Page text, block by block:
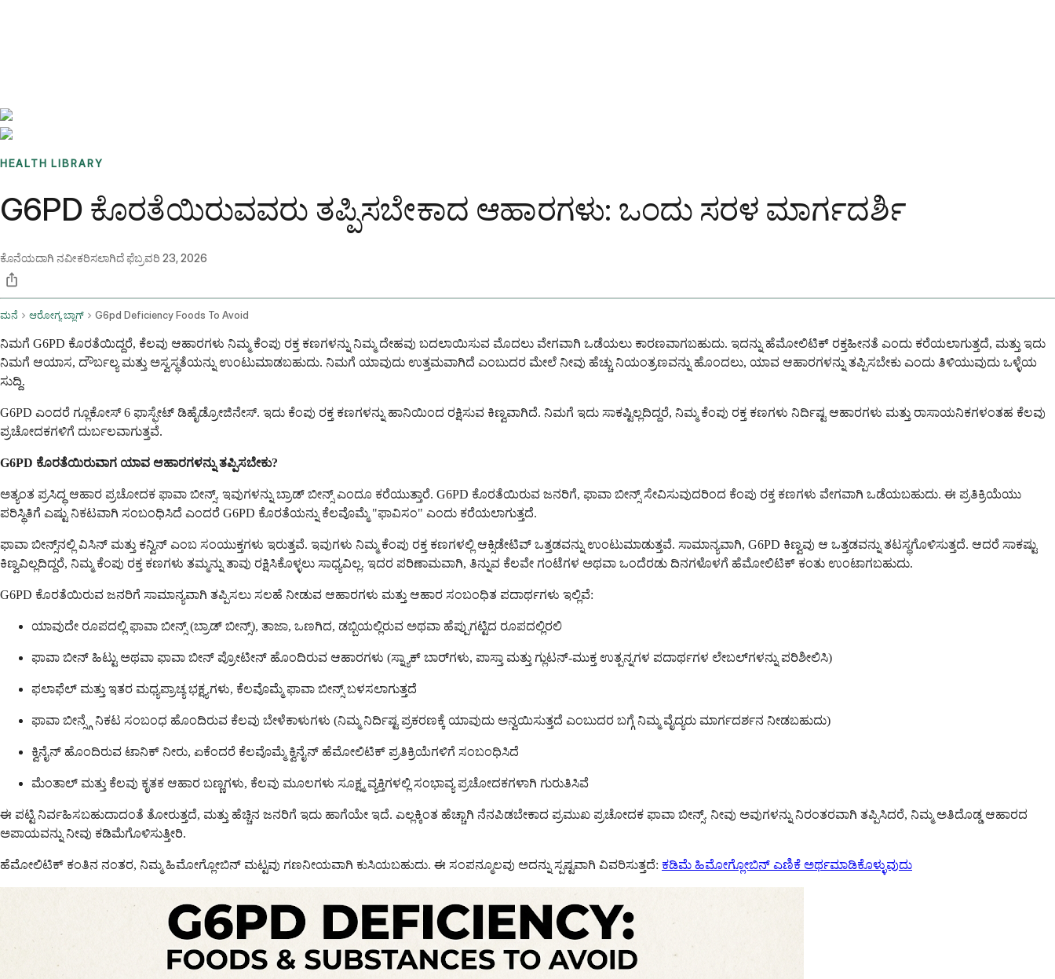
HEALTH LIBRARY
G6PD ಕೊರತೆಯಿರುವವರು ತಪ್ಪಿಸಬೇಕಾದ ಆಹಾರಗಳು: ಒಂದು ಸರಳ ಮಾರ್ಗದರ್ಶಿ
ಕೊನೆಯದಾಗಿ ನವೀಕರಿಸಲಾಗಿದೆಫೆಬ್ರವರಿ 23, 2026
ಮನೆ ಆರೋಗ್ಯ ಬ್ಲಾಗ್ G6pd Deficiency Foods To Avoid
ನಿಮಗೆ G6PD ಕೊರತೆಯಿದ್ದರೆ, ಕೆಲವು ಆಹಾರಗಳು ನಿಮ್ಮ ಕೆಂಪು ರಕ್ತ ಕಣಗಳನ್ನು ನಿಮ್ಮ ದೇಹವು ಬದಲಾಯಿಸುವ ಮೊದಲು ವೇಗವಾಗಿ ಒಡೆಯಲು ಕಾರಣವಾಗಬಹುದು. ಇದನ್ನು ಹೆಮೋಲಿಟಿಕ್ ರಕ್ತಹೀನತೆ ಎಂದು ಕರೆಯಲಾಗುತ್ತದೆ, ಮತ್ತು ಇದು
ನಿಮಗೆ ಆಯಾಸ, ದೌರ್ಬಲ್ಯ ಮತ್ತು ಅಸ್ವಸ್ಥತೆಯನ್ನು ಉಂಟುಮಾಡಬಹುದು. ನಿಮಗೆ ಯಾವುದು ಉತ್ತಮವಾಗಿದೆ ಎಂಬುದರ ಮೇಲೆ ನೀವು ಹೆಚ್ಚು ನಿಯಂತ್ರಣವನ್ನು ಹೊಂದಲು, ಯಾವ ಆಹಾರಗಳನ್ನು ತಪ್ಪಿಸಬೇಕು ಎಂದು ತಿಳಿಯುವುದು ಒಳ್ಳೆಯ
ಸುದ್ದಿ.
G6PD ಎಂದರೆ ಗ್ಲೂಕೋಸ್ 6 ಫಾಸ್ಫೇಟ್ ಡಿಹೈಡ್ರೋಜಿನೇಸ್. ಇದು ಕೆಂಪು ರಕ್ತ ಕಣಗಳನ್ನು ಹಾನಿಯಿಂದ ರಕ್ಷಿಸುವ ಕಿಣ್ವವಾಗಿದೆ. ನಿಮಗೆ ಇದು ಸಾಕಷ್ಟಿಲ್ಲದಿದ್ದರೆ, ನಿಮ್ಮ ಕೆಂಪು ರಕ್ತ ಕಣಗಳು ನಿರ್ದಿಷ್ಟ ಆಹಾರಗಳು ಮತ್ತು ರಾಸಾಯನಿಕಗಳಂತಹ ಕೆಲವು
ಪ್ರಚೋದಕಗಳಿಗೆ ದುರ್ಬಲವಾಗುತ್ತವೆ.
G6PD ಕೊರತೆಯಿರುವಾಗ ಯಾವ ಆಹಾರಗಳನ್ನು ತಪ್ಪಿಸಬೇಕು?
ಅತ್ಯಂತ ಪ್ರಸಿದ್ಧ ಆಹಾರ ಪ್ರಚೋದಕ ಫಾವಾ ಬೀನ್ಸ್. ಇವುಗಳನ್ನು ಬ್ರಾಡ್ ಬೀನ್ಸ್ ಎಂದೂ ಕರೆಯುತ್ತಾರೆ. G6PD ಕೊರತೆಯಿರುವ ಜನರಿಗೆ, ಫಾವಾ ಬೀನ್ಸ್ ಸೇವಿಸುವುದರಿಂದ ಕೆಂಪು ರಕ್ತ ಕಣಗಳು ವೇಗವಾಗಿ ಒಡೆಯಬಹುದು. ಈ ಪ್ರತಿಕ್ರಿಯೆಯು
ಪರಿಸ್ಥಿತಿಗೆ ಎಷ್ಟು ನಿಕಟವಾಗಿ ಸಂಬಂಧಿಸಿದೆ ಎಂದರೆ G6PD ಕೊರತೆಯನ್ನು ಕೆಲವೊಮ್ಮೆ "ಫಾವಿಸಂ" ಎಂದು ಕರೆಯಲಾಗುತ್ತದೆ.
ಫಾವಾ ಬೀನ್ಸ್‌ನಲ್ಲಿ ವಿಸಿನ್ ಮತ್ತು ಕನ್ವಿನ್ ಎಂಬ ಸಂಯುಕ್ತಗಳು ಇರುತ್ತವೆ. ಇವುಗಳು ನಿಮ್ಮ ಕೆಂಪು ರಕ್ತ ಕಣಗಳಲ್ಲಿ ಆಕ್ಸಿಡೇಟಿವ್ ಒತ್ತಡವನ್ನು ಉಂಟುಮಾಡುತ್ತವೆ. ಸಾಮಾನ್ಯವಾಗಿ, G6PD ಕಿಣ್ವವು ಆ ಒತ್ತಡವನ್ನು ತಟಸ್ಥಗೊಳಿಸುತ್ತದೆ. ಆದರೆ ಸಾಕಷ್ಟು
ಕಿಣ್ವವಿಲ್ಲದಿದ್ದರೆ, ನಿಮ್ಮ ಕೆಂಪು ರಕ್ತ ಕಣಗಳು ತಮ್ಮನ್ನು ತಾವು ರಕ್ಷಿಸಿಕೊಳ್ಳಲು ಸಾಧ್ಯವಿಲ್ಲ. ಇದರ ಪರಿಣಾಮವಾಗಿ, ತಿನ್ನುವ ಕೆಲವೇ ಗಂಟೆಗಳ ಅಥವಾ ಒಂದೆರಡು ದಿನಗಳೊಳಗೆ ಹೆಮೋಲಿಟಿಕ್ ಕಂತು ಉಂಟಾಗಬಹುದು.
G6PD ಕೊರತೆಯಿರುವ ಜನರಿಗೆ ಸಾಮಾನ್ಯವಾಗಿ ತಪ್ಪಿಸಲು ಸಲಹೆ ನೀಡುವ ಆಹಾರಗಳು ಮತ್ತು ಆಹಾರ ಸಂಬಂಧಿತ ಪದಾರ್ಥಗಳು ಇಲ್ಲಿವೆ:
ಯಾವುದೇ ರೂಪದಲ್ಲಿ ಫಾವಾ ಬೀನ್ಸ್ (ಬ್ರಾಡ್ ಬೀನ್ಸ್), ತಾಜಾ, ಒಣಗಿದ, ಡಬ್ಬಿಯಲ್ಲಿರುವ ಅಥವಾ ಹೆಪ್ಪುಗಟ್ಟಿದ ರೂಪದಲ್ಲಿರಲಿ
ಫಾವಾ ಬೀನ್ ಹಿಟ್ಟು ಅಥವಾ ಫಾವಾ ಬೀನ್ ಪ್ರೋಟೀನ್ ಹೊಂದಿರುವ ಆಹಾರಗಳು (ಸ್ನ್ಯಾಕ್ ಬಾರ್‌ಗಳು, ಪಾಸ್ತಾ ಮತ್ತು ಗ್ಲುಟನ್-ಮುಕ್ತ ಉತ್ಪನ್ನಗಳ ಪದಾರ್ಥಗಳ ಲೇಬಲ್‌ಗಳನ್ನು ಪರಿಶೀಲಿಸಿ)
ಫಲಾಫೆಲ್ ಮತ್ತು ಇತರ ಮಧ್ಯಪ್ರಾಚ್ಯ ಭಕ್ಷ್ಯಗಳು, ಕೆಲವೊಮ್ಮೆ ಫಾವಾ ಬೀನ್ಸ್ ಬಳಸಲಾಗುತ್ತದೆ
ಫಾವಾ ಬೀನ್ಸ್ಗೆ ನಿಕಟ ಸಂಬಂಧ ಹೊಂದಿರುವ ಕೆಲವು ಬೇಳೆಕಾಳುಗಳು (ನಿಮ್ಮ ನಿರ್ದಿಷ್ಟ ಪ್ರಕರಣಕ್ಕೆ ಯಾವುದು ಅನ್ವಯಿಸುತ್ತದೆ ಎಂಬುದರ ಬಗ್ಗೆ ನಿಮ್ಮ ವೈದ್ಯರು ಮಾರ್ಗದರ್ಶನ ನೀಡಬಹುದು)
ಕ್ವಿನೈನ್ ಹೊಂದಿರುವ ಟಾನಿಕ್ ನೀರು, ಏಕೆಂದರೆ ಕೆಲವೊಮ್ಮೆ ಕ್ವಿನೈನ್ ಹೆಮೋಲಿಟಿಕ್ ಪ್ರತಿಕ್ರಿಯೆಗಳಿಗೆ ಸಂಬಂಧಿಸಿದೆ
ಮೆಂತಾಲ್ ಮತ್ತು ಕೆಲವು ಕೃತಕ ಆಹಾರ ಬಣ್ಣಗಳು, ಕೆಲವು ಮೂಲಗಳು ಸೂಕ್ಷ್ಮ ವ್ಯಕ್ತಿಗಳಲ್ಲಿ ಸಂಭಾವ್ಯ ಪ್ರಚೋದಕಗಳಾಗಿ ಗುರುತಿಸಿವೆ
ಈ ಪಟ್ಟಿ ನಿರ್ವಹಿಸಬಹುದಾದಂತೆ ತೋರುತ್ತದೆ, ಮತ್ತು ಹೆಚ್ಚಿನ ಜನರಿಗೆ ಇದು ಹಾಗೆಯೇ ಇದೆ. ಎಲ್ಲಕ್ಕಿಂತ ಹೆಚ್ಚಾಗಿ ನೆನಪಿಡಬೇಕಾದ ಪ್ರಮುಖ ಪ್ರಚೋದಕ ಫಾವಾ ಬೀನ್ಸ್. ನೀವು ಅವುಗಳನ್ನು ನಿರಂತರವಾಗಿ ತಪ್ಪಿಸಿದರೆ, ನಿಮ್ಮ ಅತಿದೊಡ್ಡ ಆಹಾರದ
ಅಪಾಯವನ್ನು ನೀವು ಕಡಿಮೆಗೊಳಿಸುತ್ತೀರಿ.
ಹೆಮೋಲಿಟಿಕ್ ಕಂತಿನ ನಂತರ, ನಿಮ್ಮ ಹಿಮೋಗ್ಲೋಬಿನ್ ಮಟ್ಟವು ಗಣನೀಯವಾಗಿ ಕುಸಿಯಬಹುದು. ಈ ಸಂಪನ್ಮೂಲವು ಅದನ್ನು ಸ್ಪಷ್ಟವಾಗಿ ವಿವರಿಸುತ್ತದೆ: ಕಡಿಮೆ ಹಿಮೋಗ್ಲೋಬಿನ್ ಎಣಿಕೆ ಅರ್ಥಮಾಡಿಕೊಳ್ಳುವುದು